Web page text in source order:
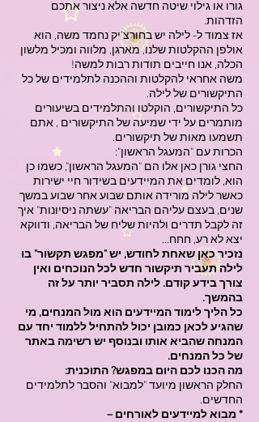
גורו או גילוי שיטה חדשה אלא ניצור אתכם
הזדהות.
אז צמוד ל- לילה יש בחורצ'יק נחמד משה, הוא
אולפן ההקלטות שלנו, מארגן, מלווה ומכיל מלשון
הכלה, אנו חייבים תודות רבות למשה!
משה אחראי להקלטות וההכנה לתלמידים של כל
התיקשורים של לילה.
כל התיקשורים, הוקלטו והתלמידים בשיעורים
מותמרים על ידי שמיעה של התיקשורים , אתם
תשמעו מאות של תיקשורים.
הכרות עם "המעגל הראשון":
החצי גורן כאן אלו הם "המעגל הראשון", כשמו כן
הוא, לומדים את המיידעים בשידור חיי ישירות
כאשר לילה מורידה אותם שבוע אחר שבוע במשך
שנים, בעצם עליהם הבריאה "עשתה ניסיונות" איך
זה לקבל תדרים ולהיות שליח של הבריאה, ודווקא
יצא לא רע, חחח…
נזכיר כאן שאחת לחודש, יש "מפגש תקשור" בו
לילה תעביר תיקשור חדש לכל הנוכחים ואין
צורך בידע קודם. לילה תסביר יותר על זה
בהמשך.
כל הליך לימוד המיידעים הוא מול המנחים, מי
שהגיע לכאן כמובן יכול להתחיל ללמוד יחד עם
המנחה שהביא אותו ובנוסף יש רשימה באתר
של כל המנחים.
מה הכנו לכם היום במפגש? התוכנית:
החלק הראשון מיועד "למבוא" והסבר לתלמידים
החדשים.
* מבוא למיידעים לאורחים –